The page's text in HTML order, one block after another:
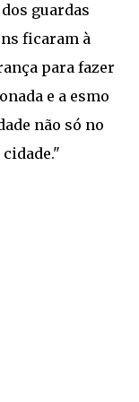
guardas
ficaram à
para fazer
e a esmo
não só no